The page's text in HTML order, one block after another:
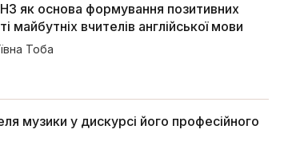
як основа формування позитивних
майбутніх вчителів англійської мови
Тоба
музики у дискурсі його професійного